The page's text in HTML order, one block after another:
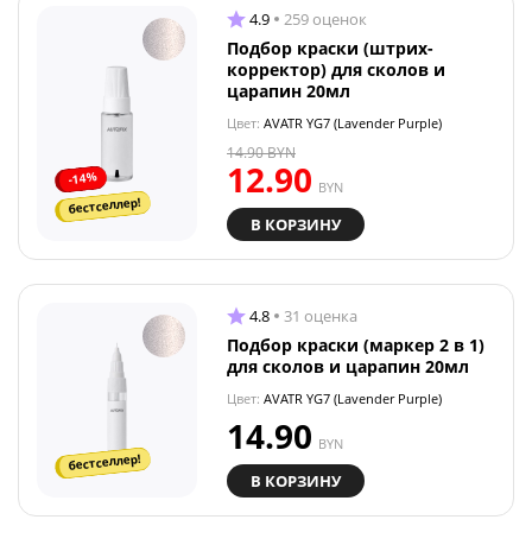
-14%
бестселлер!
4.9 259 оценок
Подбор краски (штрих-
корректор) для сколов и
царапин 20мл
Цвет: AVATR YG7 (Lavender Purple)
12.90 BYN
14.90BYN
В КОРЗИНУ
бестселлер!
4.8 31 оценка
Подбор краски (маркер 2 в 1)
для сколов и царапин 20мл
Цвет: AVATR YG7 (Lavender Purple)
14.90 BYN
В КОРЗИНУ